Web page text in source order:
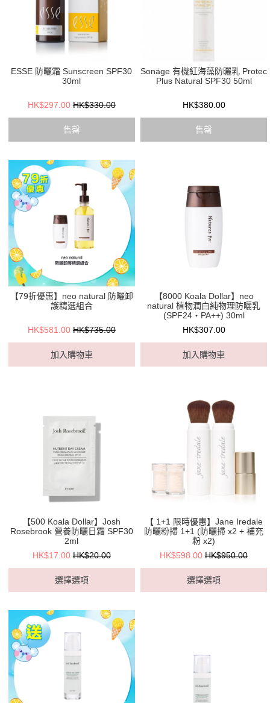
ESSE 防曬霜 Sunscreen SPF30
30ml
HK$297.00 HK$330.00
售罄
Sonäge 有機紅海藻防曬乳 Protec
Plus Natural SPF30 50ml
HK$380.00
售罄
【79折優惠】neo natural 防曬卸
護精選組合
HK$581.00 HK$735.00
加入購物車
【8000 Koala Dollar】neo
natural 植物潤白純物理防曬乳
(SPF24・PA++) 30ml
HK$307.00
加入購物車
【500 Koala Dollar】Josh
Rosebrook 營養防曬日霜 SPF30
2ml
HK$17.00 HK$20.00
選擇選項
【 1+1 限時優惠】Jane Iredale
防曬粉掃 1+1 (防曬掃 x2 + 補充
粉 x2)
HK$598.00 HK$950.00
選擇選項